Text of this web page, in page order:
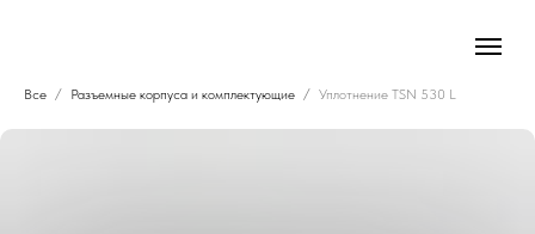
Все Разъемные корпуса и комплектующие Уплотнение TSN 530 L